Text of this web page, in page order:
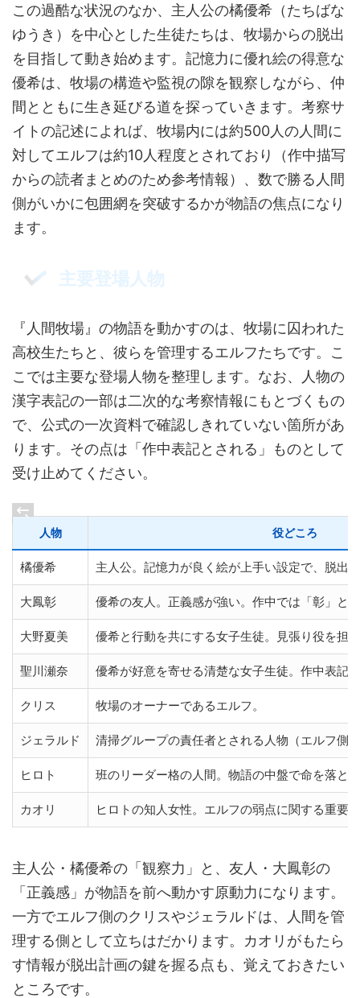
この過酷な状況のなか、主人公の橘優希（たちばな
ゆうき）を中心とした生徒たちは、牧場からの脱出
を目指して動き始めます。記憶力に優れ絵の得意な
優希は、牧場の構造や監視の隙を観察しながら、仲
間とともに生き延びる道を探っていきます。考察サ
イトの記述によれば、牧場内には約500人の人間に
対してエルフは約10人程度とされており（作中描写
からの読者まとめのため参考情報）、数で勝る人間
側がいかに包囲網を突破するかが物語の焦点になり
ます。
主要登場人物
『人間牧場』の物語を動かすのは、牧場に囚われた
高校生たちと、彼らを管理するエルフたちです。こ
こでは主要な登場人物を整理します。なお、人物の
漢字表記の一部は二次的な考察情報にもとづくもの
で、公式の一次資料で確認しきれていない箇所があ
ります。その点は「作中表記とされる」ものとして
受け止めてください。
人物 役どころ
橘優希 主人公。記憶力が良く絵が上手い設定で、脱出
大鳳彰 優希の友人。正義感が強い。作中では「彰」と
大野夏美 優希と行動を共にする女子生徒。見張り役を担
聖川瀬奈 優希が好意を寄せる清楚な女子生徒。作中表記
クリス 牧場のオーナーであるエルフ。
ジェラルド 清掃グループの責任者とされる人物（エルフ側
ヒロト 班のリーダー格の人間。物語の中盤で命を落と
カオリ ヒロトの知人女性。エルフの弱点に関する重要
主人公・橘優希の「観察力」と、友人・大鳳彰の
「正義感」が物語を前へ動かす原動力になります。
一方でエルフ側のクリスやジェラルドは、人間を管
理する側として立ちはだかります。カオリがもたら
す情報が脱出計画の鍵を握る点も、覚えておきたい
ところです。